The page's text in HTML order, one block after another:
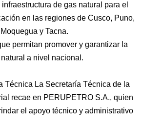
de gas natural para el
en las regiones de Cusco, Puno,
y Tacna.
permitan promover y garantizar la
a nivel nacional.
Técnica La Secretaría Técnica de la
recae en PERUPETRO S.A., quien
el apoyo técnico y administrativo